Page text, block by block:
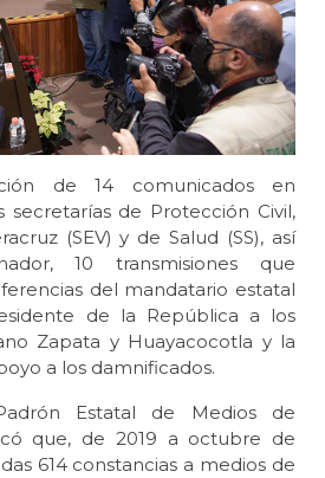
de 14 comunicados en
secretarías de Protección Civil,
(SEV) y de Salud (SS), así
10 transmisiones que
del mandatario estatal
de la República a los
Zapata y Huayacocotla y la
a los damnificados.
Estatal de Medios de
que, de 2019 a octubre de
614 constancias a medios de